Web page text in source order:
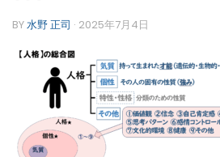
BY水野 正司 · 2025年7月4日